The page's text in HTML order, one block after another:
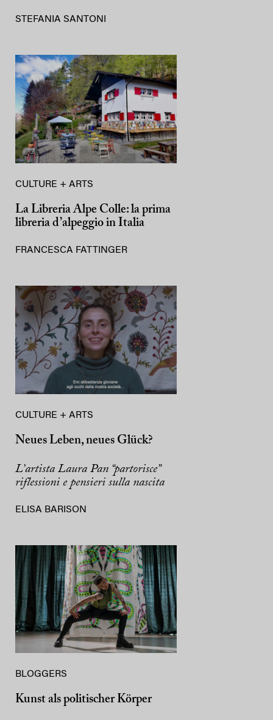
STEFANIA SANTONI
CULTURE + ARTS
La Libreria Alpe Colle: la prima
libreria d’alpeggio in Italia
FRANCESCA FATTINGER
CULTURE + ARTS
Neues Leben, neues Glück?
L’artista Laura Pan “partorisce”
riflessioni e pensieri sulla nascita
ELISA BARISON
BLOGGERS
Kunst als politischer Körper